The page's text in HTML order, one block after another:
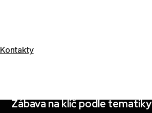
Kontakty
Zábava na klíč podle tematiky